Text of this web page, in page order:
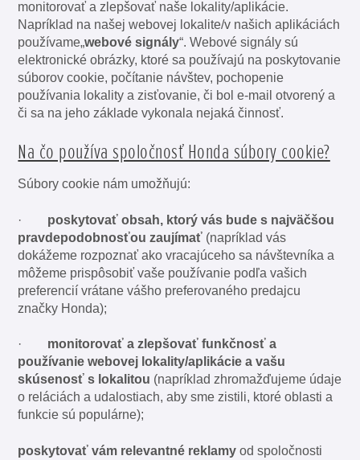
monitorovať a zlepšovať naše lokality/aplikácie.
Napríklad na našej webovej lokalite/v našich aplikáciách
používame„webové signály“. Webové signály sú
elektronické obrázky, ktoré sa používajú na poskytovanie
súborov cookie, počítanie návštev, pochopenie
používania lokality a zisťovanie, či bol e-mail otvorený a
či sa na jeho základe vykonala nejaká činnosť.
Na čo používa spoločnosť Honda súbory cookie?
Súbory cookie nám umožňujú:
· poskytovať obsah, ktorý vás bude s najväčšou
pravdepodobnosťou zaujímať (napríklad vás
dokážeme rozpoznať ako vracajúceho sa návštevníka a
môžeme prispôsobiť vaše používanie podľa vašich
preferencií vrátane vášho preferovaného predajcu
značky Honda);
· monitorovať a zlepšovať funkčnosť a
používanie webovej lokality/aplikácie a vašu
skúsenosť s lokalitou (napríklad zhromažďujeme údaje
o reláciách a udalostiach, aby sme zistili, ktoré oblasti a
funkcie sú populárne);
poskytovať vám relevantné reklamy od spoločnosti